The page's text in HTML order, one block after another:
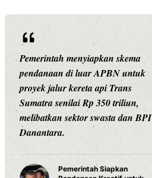
Pemerintah menyiapkan skema
pendanaan di luar APBN untuk
proyek jalur kereta api Trans
Sumatra senilai Rp 350 triliun,
melibatkan sektor swasta dan BPI
Danantara.
Pemerintah Siapkan